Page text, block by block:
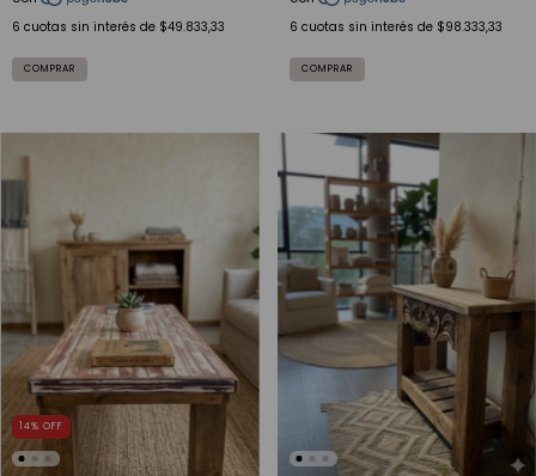
6 cuotas sin interés de $49.833,33 6 cuotas sin interés de $98.333,33
14% OFF